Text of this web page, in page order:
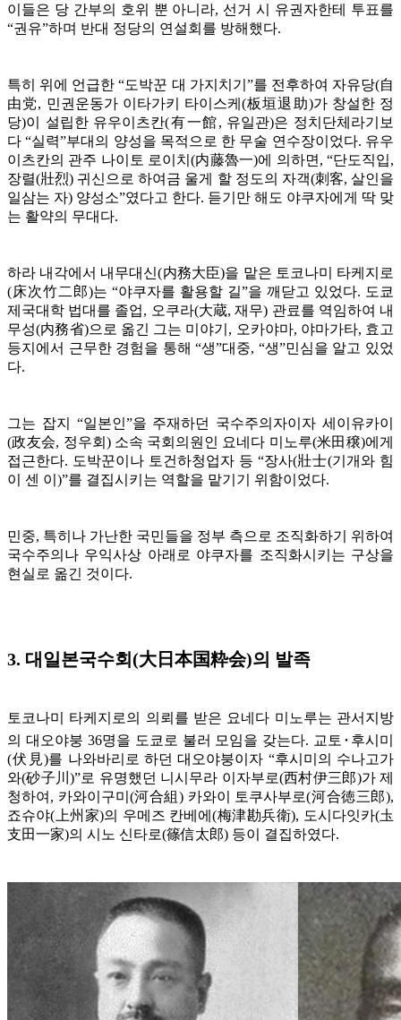
이들은 당 간부의 호위 뿐 아니라, 선거 시 유권자한테 투표를
“권유”하며 반대 정당의 연설회를 방해했다.
특히 위에 언급한 “도박꾼 대 가지치기”를 전후하여 자유당(自
由党, 민권운동가 이타가키 타이스케(板垣退助)가 창설한 정
당)이 설립한 유우이츠칸(有一館, 유일관)은 정치단체라기보
다 “실력”부대의 양성을 목적으로 한 무술 연수장이었다. 유우
이츠칸의 관주 나이토 로이치(内藤魯一)에 의하면, “단도직입,
장렬(壯烈) 귀신으로 하여금 울게 할 정도의 자객(刺客, 살인을
일삼는 자) 양성소”였다고 한다. 듣기만 해도 야쿠자에게 딱 맞
는 활약의 무대다.
하라 내각에서 내무대신(内務大臣)을 맡은 토코나미 타케지로
(床次竹二郎)는 “야쿠자를 활용할 길”을 깨닫고 있었다. 도쿄
제국대학 법대를 졸업, 오쿠라(大蔵, 재무) 관료를 역임하여 내
무성(内務省)으로 옮긴 그는 미야기, 오카야마, 야마가타, 효고
등지에서 근무한 경험을 통해 “생”대중, “생”민심을 알고 있었
다.
그는 잡지 “일본인”을 주재하던 국수주의자이자 세이유카이
(政友会, 정우회) 소속 국회의원인 요네다 미노루(米田穣)에게
접근한다. 도박꾼이나 토건하청업자 등 “장사(壯士(기개와 힘
이 센 이)”를 결집시키는 역할을 맡기기 위함이었다.
민중, 특히나 가난한 국민들을 정부 측으로 조직화하기 위하여
국수주의나 우익사상 아래로 야쿠자를 조직화시키는 구상을
현실로 옮긴 것이다.
3. 대일본국수회(大日本国粋会)의 발족
토코나미 타케지로의 의뢰를 받은 요네다 미노루는 관서지방
의 대오야붕 36명을 도쿄로 불러 모임을 갖는다. 교토･후시미
(伏見)를 나와바리로 하던 대오야붕이자 “후시미의 수나고가
와(砂子川)”로 유명했던 니시무라 이자부로(西村伊三郎)가 제
청하여, 카와이구미(河合組) 카와이 토쿠사부로(河合徳三郎),
죠슈야(上州家)의 우메즈 칸베에(梅津勘兵衛), 도시다잇카(圡
支田一家)의 시노 신타로(篠信太郎) 등이 결집하였다.